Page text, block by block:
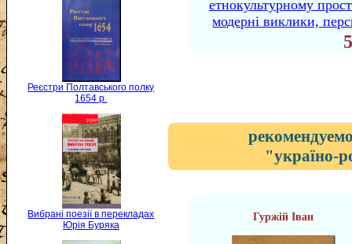
Реєстри Полтавського полку
1654 р.
Вибрані поезії в перекладах
Юрія Буряка
етнокультурному
модерні виклики,
"україно-
Гуржій Іван